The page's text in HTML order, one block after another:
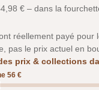
€ – dans la
réellement payé pour
pas le prix actuel en
prix & collections
56 €